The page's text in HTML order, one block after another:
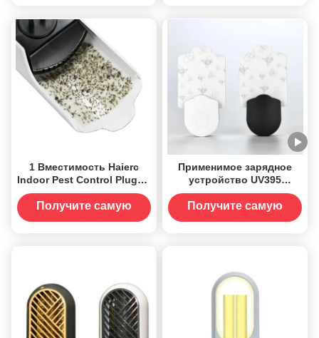
1 Вместимость Haierc
Indoor Pest Control Plug-in
Москитоубивающая
лампа Лампа-убийца
Получите самую
Применимое зарядное
устройство UV395
Электрическая лампа для
уничтожения комаров с
подключаемой крепкой
Получите самую